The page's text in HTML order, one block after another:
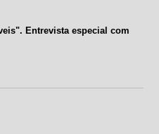
Entrevista especial com